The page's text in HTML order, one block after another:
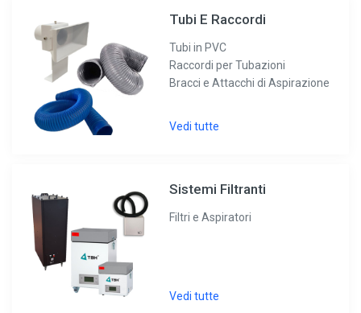
Tubi E Raccordi
Tubi in PVC
Raccordi per Tubazioni
Bracci e Attacchi di Aspirazione
Vedi tutte
Sistemi Filtranti
Filtri e Aspiratori
Vedi tutte